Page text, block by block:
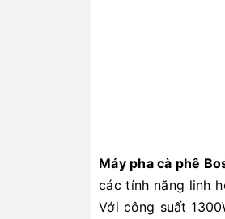
Máy pha cà phê
các tính năng linh
Với công suất